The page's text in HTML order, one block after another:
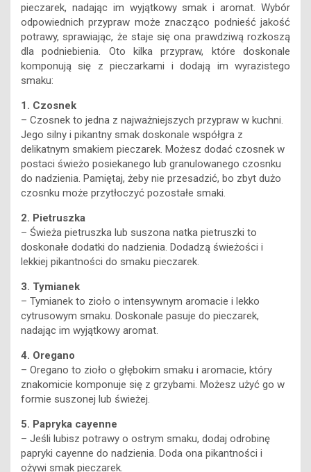
pieczarek, nadając im wyjątkowy smak i aromat. Wybór
odpowiednich przypraw może znacząco podnieść jakość
potrawy, sprawiając, że staje się ona prawdziwą rozkoszą
dla podniebienia. Oto kilka przypraw, które doskonale
komponują się z pieczarkami i dodają im wyrazistego
smaku:
1. Czosnek
– Czosnek to jedna z najważniejszych przypraw w kuchni.
Jego silny i pikantny smak doskonale współgra z
delikatnym smakiem pieczarek. Możesz dodać czosnek w
postaci świeżo posiekanego lub granulowanego czosnku
do nadzienia. Pamiętaj, żeby nie przesadzić, bo zbyt dużo
czosnku może przytłoczyć pozostałe smaki.
2. Pietruszka
– Świeża pietruszka lub suszona natka pietruszki to
doskonałe dodatki do nadzienia. Dodadzą świeżości i
lekkiej pikantności do smaku pieczarek.
3. Tymianek
– Tymianek to zioło o intensywnym aromacie i lekko
cytrusowym smaku. Doskonale pasuje do pieczarek,
nadając im wyjątkowy aromat.
4. Oregano
– Oregano to zioło o głębokim smaku i aromacie, który
znakomicie komponuje się z grzybami. Możesz użyć go w
formie suszonej lub świeżej.
5. Papryka cayenne
– Jeśli lubisz potrawy o ostrym smaku, dodaj odrobinę
papryki cayenne do nadzienia. Doda ona pikantności i
ożywi smak pieczarek.